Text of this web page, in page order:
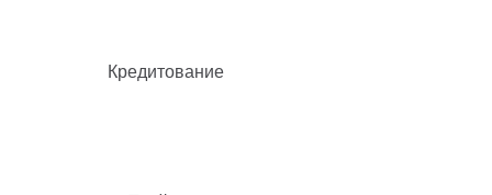
Кредитование